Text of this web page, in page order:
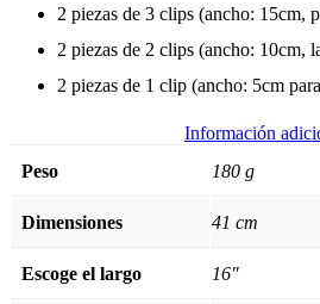
2 piezas de 3 clips (ancho: 15cm,
2 piezas de 2 clips (ancho: 10cm,
2 piezas de 1 clip (ancho: 5cm
Información
Peso
180 g
Dimensiones 41 cm
Escoge el largo 16"